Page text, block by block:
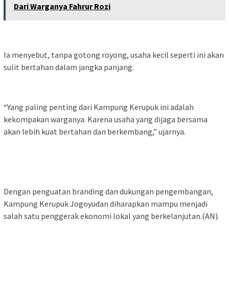
Dari Warganya Fahrur Rozi
Ia menyebut, tanpa gotong royong, usaha kecil seperti ini akan
sulit bertahan dalam jangka panjang.
“Yang paling penting dari Kampung Kerupuk ini adalah
kekompakan warganya. Karena usaha yang dijaga bersama
akan lebih kuat bertahan dan berkembang,” ujarnya.
Dengan penguatan branding dan dukungan pengembangan,
Kampung Kerupuk Jogoyudan diharapkan mampu menjadi
salah satu penggerak ekonomi lokal yang berkelanjutan.(AN).